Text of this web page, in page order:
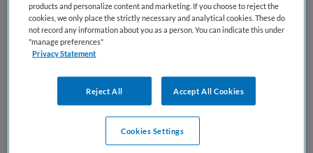
Youz is voor de polikliniek in Gorinchem op zoek naar een
Orthopedagoog Generalist. Ben jij een ervaren
Orthopedagoog Generalist met passie voor de jeugd en
gezinszorg en kom jij ons team versterken? Lees dan verder!
Afdelingsinfo De Polikliniek Youz Gorinchem biedt...
Bekijk vacature Bewaren
products and personalize content and marketing. If you choose to reject the
cookies, we only place the strictly necessary and analytical cookies. These do
not record any information about you as a person. You can indicate this under
"manage preferences"
Privacy Statement
Reject All Accept All Cookies
Cookies Settings